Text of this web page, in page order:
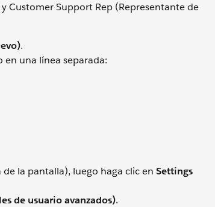
Customer Support Rep (Representante de
.
en una línea separada:
la pantalla), luego haga clic en Settings
de usuario avanzados).